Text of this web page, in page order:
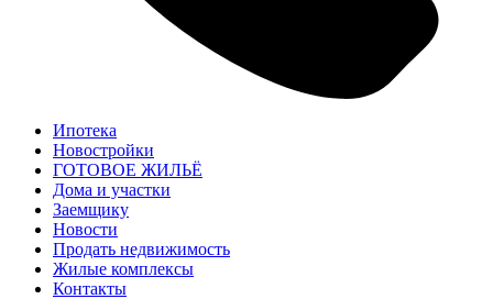
Ипотека
Новостройки
ГОТОВОЕ ЖИЛЬЁ
Дома и участки
Заемщику
Новости
Продать недвижимость
Жилые комплексы
Контакты